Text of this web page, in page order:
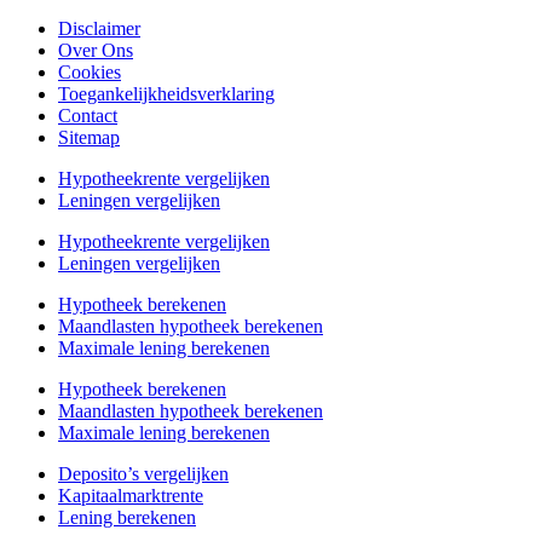
Disclaimer
Over Ons
Cookies
Toegankelijkheidsverklaring
Contact
Sitemap
Hypotheekrente vergelijken
Leningen vergelijken
Hypotheekrente vergelijken
Leningen vergelijken
Hypotheek berekenen
Maandlasten hypotheek berekenen
Maximale lening berekenen
Hypotheek berekenen
Maandlasten hypotheek berekenen
Maximale lening berekenen
Deposito’s vergelijken
Kapitaalmarktrente
Lening berekenen